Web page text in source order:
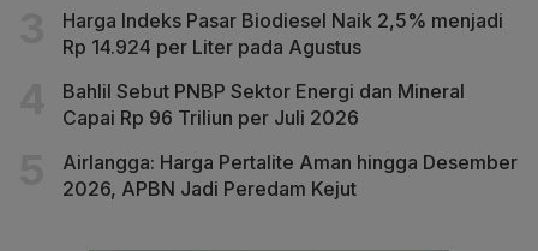
Harga Indeks Pasar Biodiesel Naik 2,5% menjadi
Rp 14.924 per Liter pada Agustus
Bahlil Sebut PNBP Sektor Energi dan Mineral
Capai Rp 96 Triliun per Juli 2026
Airlangga: Harga Pertalite Aman hingga Desember
2026, APBN Jadi Peredam Kejut